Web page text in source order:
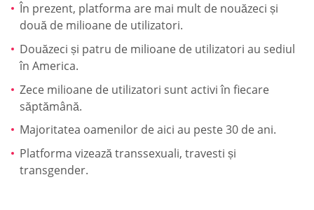
În prezent, platforma are mai mult de nouăzeci și
două de milioane de utilizatori.
Douăzeci și patru de milioane de utilizatori au sediul
în America.
Zece milioane de utilizatori sunt activi în fiecare
săptămână.
Majoritatea oamenilor de aici au peste 30 de ani.
Platforma vizează transsexuali, travesti și
transgender.